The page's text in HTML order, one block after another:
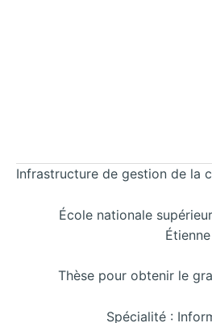
Infrastructure de gestion de la
École nationale
Thèse pour obtenir le
Spécialité :